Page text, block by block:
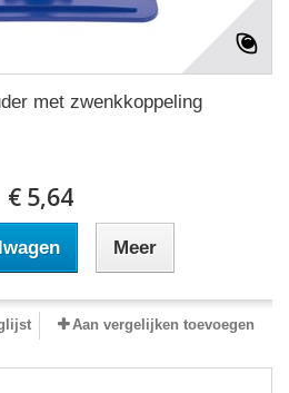
met zwenkkoppeling
€ 5,64
Meer
Aan vergelijken toevoegen